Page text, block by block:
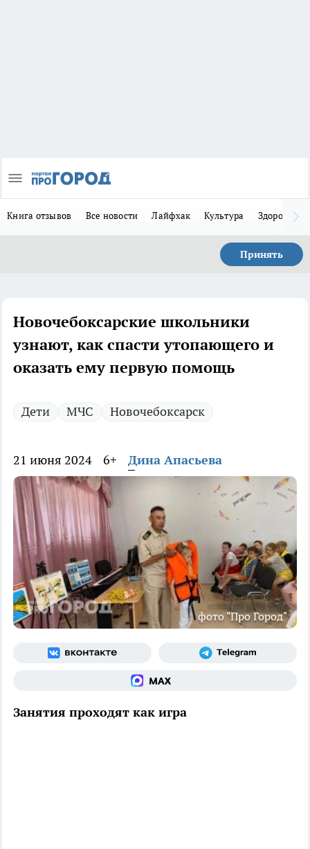
Книга отзывов Все новости Лайфхак Культура Здоровье
Принять
Новочебоксарские школьники
узнают, как спасти утопающего и
оказать ему первую помощь
Дети МЧС Новочебоксарск
21 июня 2024 6+ Дина Апасьева
фото "Про Город"
Занятия проходят как игра